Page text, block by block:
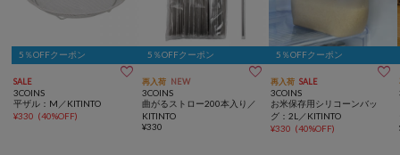
5％OFFクーポン
SALE 
3COINS
平ザル：M／KITINTO
¥330 (40%OFF)
5％OFFクーポン
再入荷 NEW 
3COINS
曲がるストロー200本入り／
KITINTO
¥330
5％OFFクーポン
再入荷 SALE 
3COINS
お米保存用シリコーンバッ
グ：2L／KITINTO
¥330 (40%OFF)